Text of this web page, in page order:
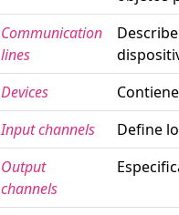
Communication
lines
Devices
Input channels
Define
Output
channels